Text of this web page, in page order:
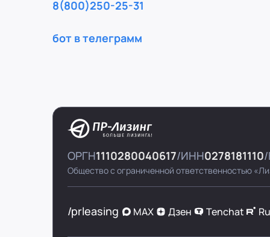
8(800)250-25-31
бот в телеграмм
ОРГН1110280040617 ИНН0278181110
Общество с ограниченной ответственностью
/prleasing MAX Дзен Tenchat